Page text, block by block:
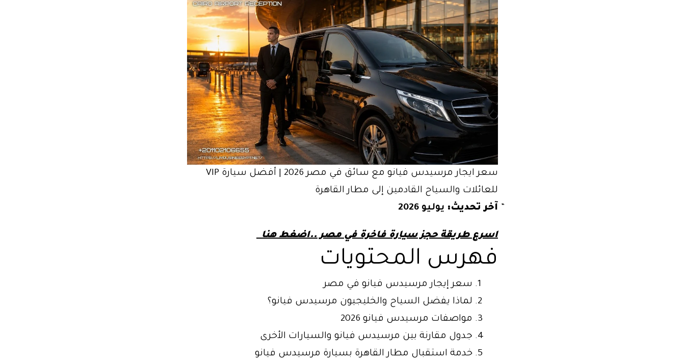
سعر ايجار مرسيدس فيانو مع سائق في مصر 2026 | أفضل سيارة VIP
للعائلات والسياح القادمين إلى مطار القاهرة
آخر تحديث: يوليو 2026
اسرع طريقة حجز سيارة فاخرة في مصر ..اضغط هنا
فهرس المحتويات
سعر إيجار مرسيدس فيانو في مصر
لماذا يفضل السياح والخليجيون مرسيدس فيانو؟
مواصفات مرسيدس فيانو 2026
جدول مقارنة بين مرسيدس فيانو والسيارات الأخرى
خدمة استقبال مطار القاهرة بسيارة مرسيدس فيانو